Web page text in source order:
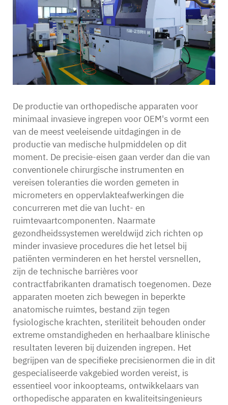
De productie van orthopedische apparaten voor
minimaal invasieve ingrepen voor OEM's vormt een
van de meest veeleisende uitdagingen in de
productie van medische hulpmiddelen op dit
moment. De precisie-eisen gaan verder dan die van
conventionele chirurgische instrumenten en
vereisen toleranties die worden gemeten in
micrometers en oppervlakteafwerkingen die
concurreren met die van lucht- en
ruimtevaartcomponenten. Naarmate
gezondheidssystemen wereldwijd zich richten op
minder invasieve procedures die het letsel bij
patiënten verminderen en het herstel versnellen,
zijn de technische barrières voor
contractfabrikanten dramatisch toegenomen. Deze
apparaten moeten zich bewegen in beperkte
anatomische ruimtes, bestand zijn tegen
fysiologische krachten, steriliteit behouden onder
extreme omstandigheden en herhaalbare klinische
resultaten leveren bij duizenden ingrepen. Het
begrijpen van de specifieke precisienormen die in dit
gespecialiseerde vakgebied worden vereist, is
essentieel voor inkoopteams, ontwikkelaars van
orthopedische apparaten en kwaliteitsingenieurs